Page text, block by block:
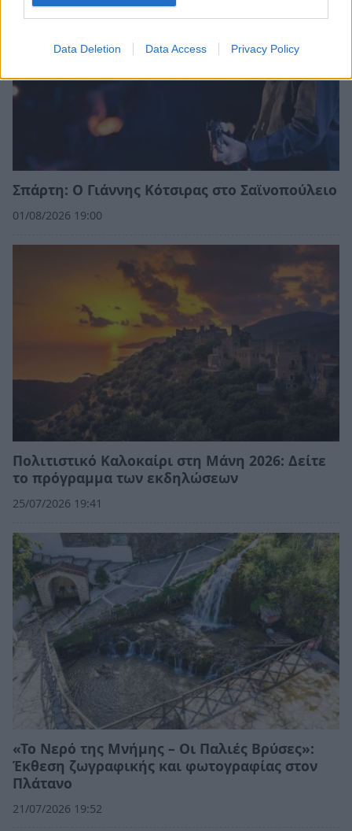
Data Deletion Data Access Privacy Policy
Σπάρτη: Ο Γιάννης Κότσιρας στο Σαϊνοπούλειο
01/08/2026 19:00
Πολιτιστικό Καλοκαίρι στη Μάνη 2026: Δείτε
το πρόγραμμα των εκδηλώσεων
25/07/2026 19:41
«Το Νερό της Μνήμης – Οι Παλιές Βρύσες»:
Έκθεση ζωγραφικής και φωτογραφίας στον
Πλάτανο
21/07/2026 19:52